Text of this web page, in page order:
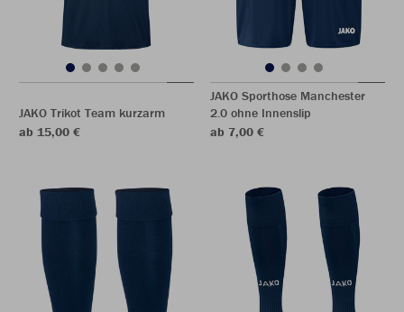
JAKO Trikot Team kurzarm
ab 15,00 €
JAKO Sporthose Manchester
2.0 ohne Innenslip
ab 7,00 €